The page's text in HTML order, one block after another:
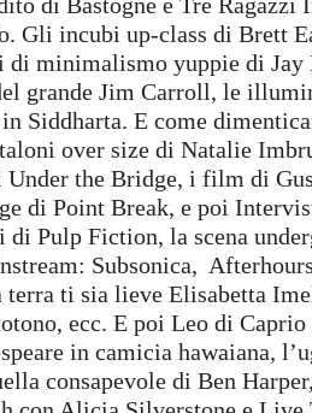
Gli incubi up-class di Brett
minimalismo yuppie di Jay
grande Jim Carroll, le
Siddharta. E come
over size di Natalie
Under the Bridge, i film di
di Point Break, e poi
di Pulp Fiction, la scena
Subsonica,
terra ti sia lieve Elisabetta
ecc. E poi Leo di Caprio
in camicia hawaiana,
consapevole di Ben